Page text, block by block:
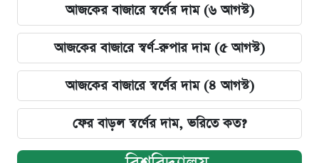
আজকের বাজারে স্বর্ণের দাম (৬ আগস্ট)
আজকের বাজারে স্বর্ণ-রুপার দাম (৫ আগস্ট)
আজকের বাজারে স্বর্ণের দাম (৪ আগস্ট)
ফের বাড়ল স্বর্ণের দাম, ভরিতে কত?